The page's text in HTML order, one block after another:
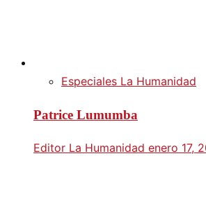
Especiales La Humanidad
Patrice Lumumba
Editor La Humanidad enero 17,